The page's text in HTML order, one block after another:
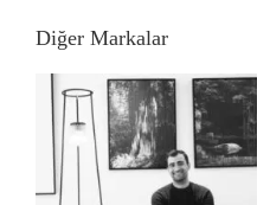
Diğer Markalar